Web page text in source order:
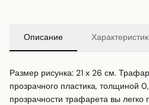
Описание
Размер рисунка: 21 х 26 см.
прозрачного пластика, толщиной
прозрачности трафарета вы легко